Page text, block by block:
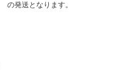
の発送となります。